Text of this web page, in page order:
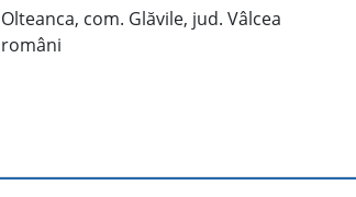
Olteanca, com. Glăvile, jud. Vâlcea
români